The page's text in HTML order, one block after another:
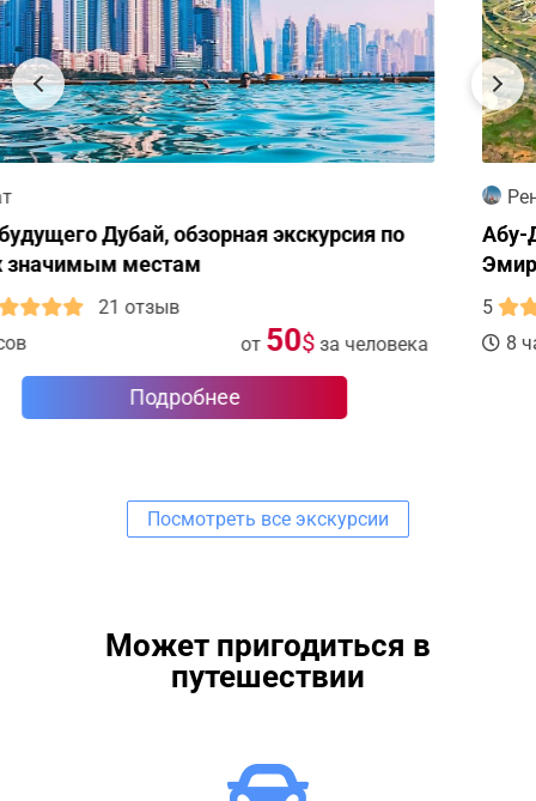
Абу-Даби - экскурсия в столицу Арабских
Эмиратов из города Дубай
5
3 отзыва
от 65$ за человека
Подробнее
Посмотреть все экскурсии
Может пригодиться в
путешествии